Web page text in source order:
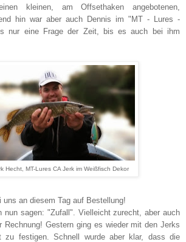
kleinen, am Offsethaken angebotenen,
hin war aber auch Dennis im "MT - Lures -
nur eine Frage der Zeit, bis es auch bei ihm
Hecht, MT-Lures CA Jerk im Weißfisch Dekor
uns an diesem Tag auf Bestellung!
nun sagen: "Zufall". Vielleicht zurecht, aber auch
Rechnung! Gestern ging es wieder mit den Jerks
zu festigen. Schnell wurde aber klar, dass die